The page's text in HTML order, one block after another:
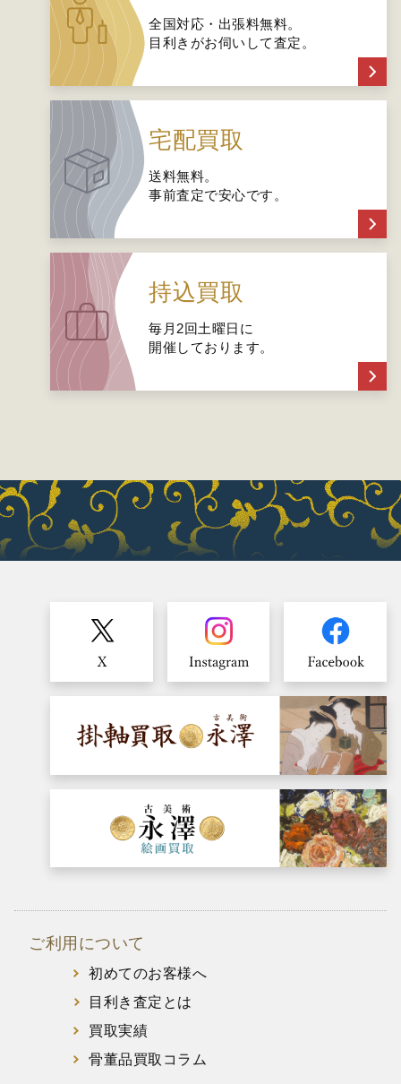
全国対応・出張料無料。
目利きがお伺いして査定。
宅配買取
送料無料。
事前査定で安心です。
持込買取
毎月2回土曜日に
開催しております。
ご利用について
初めてのお客様へ
目利き査定とは
買取実績
骨董品買取コラム